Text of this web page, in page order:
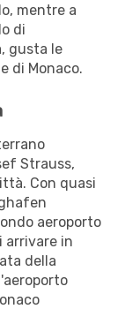
mentre a
di
gusta le
di Monaco.
Strauss,
Con quasi
aeroporto
arrivare in
della